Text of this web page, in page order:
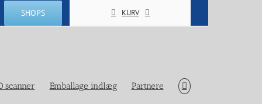
SHOPS KURV
scanner Emballage indlæg Partnere